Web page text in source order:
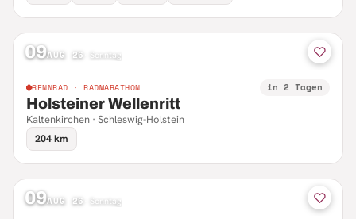
09AUG 26 Sonntag
RENNRAD · RADMARATHON in 2 Tagen
Holsteiner Wellenritt
Kaltenkirchen · Schleswig-Holstein
204 km
09AUG 26 Sonntag